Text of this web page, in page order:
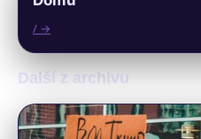
/ →
Další z archivu